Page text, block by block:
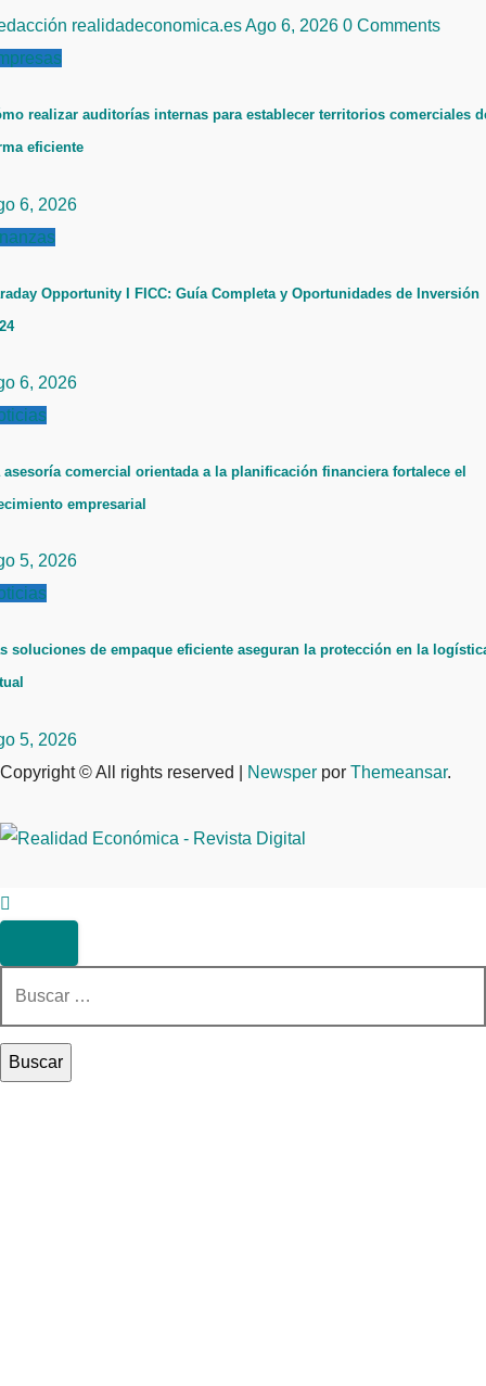
realidadeconomica.esAgo 6, 2026 0 Comments
realizar auditorías internas para establecer territorios comerciales
eficiente
6, 2026
Opportunity I FICC: Guía Completa y Oportunidades de Inversión
6, 2026
asesoría comercial orientada a la planificación financiera fortalece el
empresarial
5, 2026
soluciones de empaque eficiente aseguran la protección en la
5, 2026
Copyright © All rights reserved
Newsper por Themeansar.